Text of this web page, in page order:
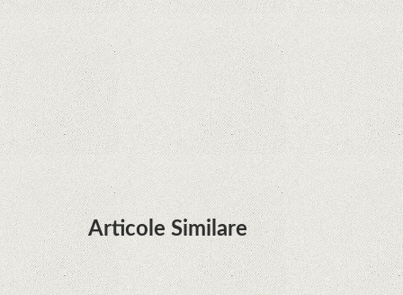
terminalele Huawei cu procesoare Kirin
Huawei P50 primeşte o posibilă dată de lansare
şi e mai curând decât credeam; Are cameră
telephoto cu zoom optic variabil
Articole Similare
Descoperire remarcabilă. Genomul uman nu mai